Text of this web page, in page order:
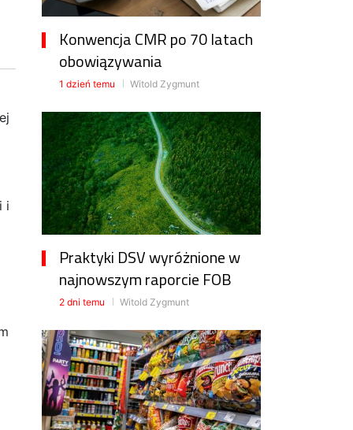
i
Konwencja CMR po 70 latach
obowiązywania
1 dzień temu Witold Zygmunt
Praktyki DSV wyróżnione w
najnowszym raporcie FOB
2 dni temu Witold Zygmunt